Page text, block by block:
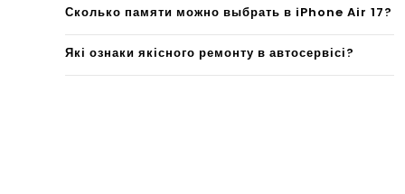
Сколько памяти можно выбрать в iPhone Air 17?
Які ознаки якісного ремонту в автосервісі?